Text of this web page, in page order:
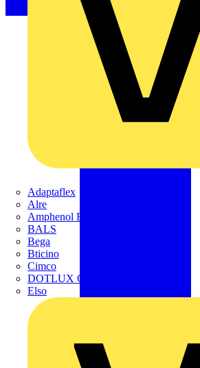
Adaptaflex
Alre
Amphenol FTG
BALS
Bega
Bticino
Cimco
DOTLUX GmbH
Elso